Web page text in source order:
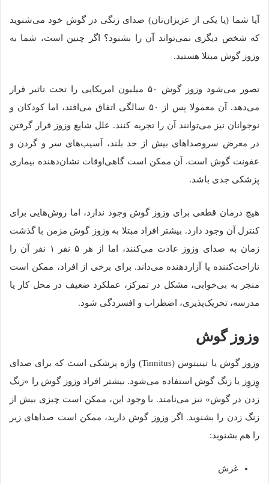
آیا شما (یا یکی از عزیزان‌تان) صدای زنگی در گوش خود می‌شنوید
که شخص دیگری نمی‌تواند آن را بشنود؟ اگر چنین است، شما به
وزوز گوش مبتلا هستید.
تصور می‌شود وزوز گوش ۵۰ میلیون امریکایی را تحت تاثیر قرار
می‌دهد. آن معمولا پس از ۵۰ سالگی اتفاق می‌افتد، اما کودکان و
نوجوانان نیز می‌توانند آن را تجربه کنند. علل شایع وزوز قرار گرفتن
در معرض سروصداهای بیش از حد بلند، آسیب‌های سر و گردن و
عفونت گوش است. آن ممکن است گاهی‌اوقات نشان‌دهنده بیماری
پزشکی جدی باشد.
هیچ درمان قطعی برای وزوز گوش وجود ندارد، اما روش‌هایی برای
کنترل آن وجود دارد. بیشتر افراد مبتلا به وزوز گوش مزمن با گذشت
زمان به صدای وزوز عادت می‌کنند، اما از هر ۵ نفر ۱ نفر آن را
ناراحت‌کننده یا آزاردهنده می‌داند. برای برخی از افراد، ممکن است
منجر به بی‌خوابی، مشکل در تمرکز، عملکرد ضعیف در محل کار یا
مدرسه، تحریک‌پذیری، اضطراب و افسردگی شود.
وزوز گوش
وزوز گوش یا تینیتوس (Tinnitus) واژه پزشکی است که برای صدای
وِزوِز یا زنگ گوش استفاده می‌شود. بیشتر افراد وزوز گوش را «زنگ
زدن در گوش» نیز می‌نامند. با وجود این، ممکن است چیزی بیش از
زنگ زدن را بشنوید. اگر وزوز گوش دارید، ممکن است صداهای زیر
را هم بشنوید:
غرش